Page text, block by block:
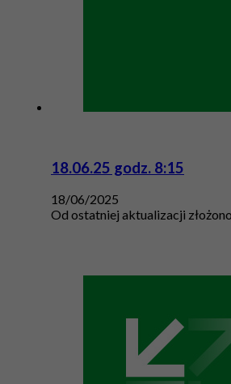
18.06.25 godz. 8:15
18/06/2025
Od ostatniej aktualizacji